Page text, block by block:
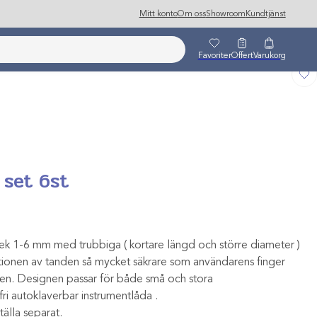
Mitt kontoOm ossShowroom Kundtjänst
FavoriterOffertVarukorg
6st
1-6 mm med trubbiga ( kortare längd och större diameter )
av tanden så mycket säkrare som användarens finger
Designen passar för både små och stora
autoklaverbar instrumentlåda .
separat.